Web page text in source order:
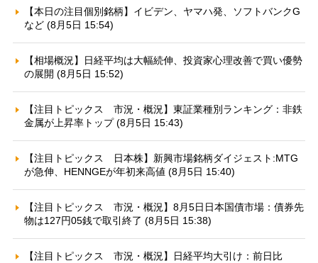
【本日の注目個別銘柄】イビデン、ヤマハ発、ソフトバンクG
など (8月5日 15:54)
【相場概況】日経平均は大幅続伸、投資家心理改善で買い優勢
の展開 (8月5日 15:52)
【注目トピックス 市況・概況】東証業種別ランキング：非鉄
金属が上昇率トップ (8月5日 15:43)
【注目トピックス 日本株】新興市場銘柄ダイジェスト:MTG
が急伸、HENNGEが年初来高値 (8月5日 15:40)
【注目トピックス 市況・概況】8月5日日本国債市場：債券先
物は127円05銭で取引終了 (8月5日 15:38)
【注目トピックス 市況・概況】日経平均大引け：前日比